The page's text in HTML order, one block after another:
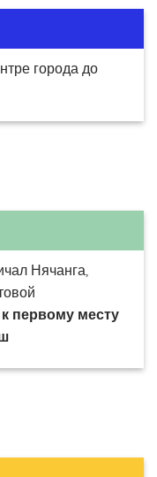
города до
Нячанга,
к первому месту